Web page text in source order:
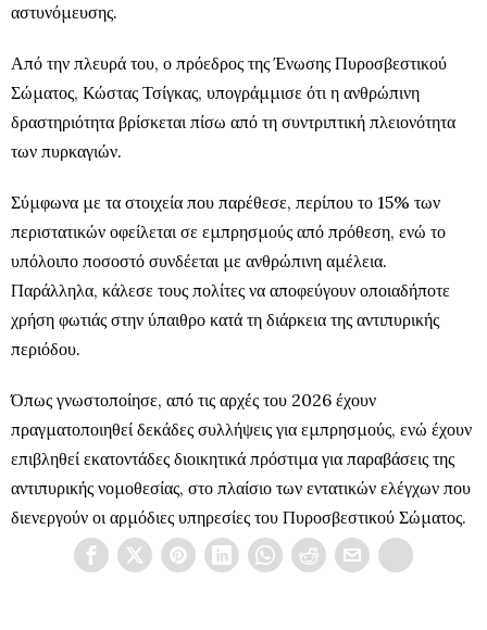
αστυνόμευσης.
Από την πλευρά του, ο πρόεδρος της Ένωσης Πυροσβεστικού
Σώματος, Κώστας Τσίγκας, υπογράμμισε ότι η ανθρώπινη
δραστηριότητα βρίσκεται πίσω από τη συντριπτική πλειονότητα
των πυρκαγιών.
Σύμφωνα με τα στοιχεία που παρέθεσε, περίπου το 15% των
περιστατικών οφείλεται σε εμπρησμούς από πρόθεση, ενώ το
υπόλοιπο ποσοστό συνδέεται με ανθρώπινη αμέλεια.
Παράλληλα, κάλεσε τους πολίτες να αποφεύγουν οποιαδήποτε
χρήση φωτιάς στην ύπαιθρο κατά τη διάρκεια της αντιπυρικής
περιόδου.
Όπως γνωστοποίησε, από τις αρχές του 2026 έχουν
πραγματοποιηθεί δεκάδες συλλήψεις για εμπρησμούς, ενώ έχουν
επιβληθεί εκατοντάδες διοικητικά πρόστιμα για παραβάσεις της
αντιπυρικής νομοθεσίας, στο πλαίσιο των εντατικών ελέγχων που
διενεργούν οι αρμόδιες υπηρεσίες του Πυροσβεστικού Σώματος.